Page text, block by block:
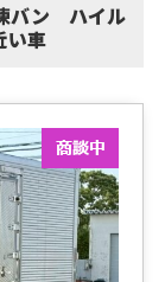
バン ハイル
い車